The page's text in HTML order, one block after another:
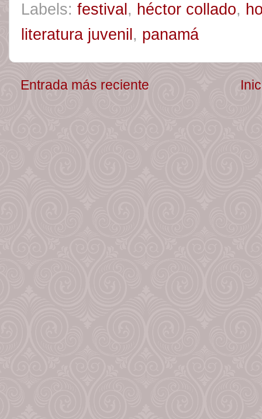
Labels: festival , héctor collado,
literatura juvenil , panamá
Entrada más reciente